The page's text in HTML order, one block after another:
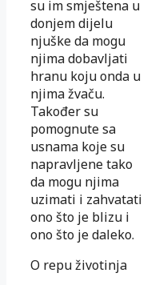
su im smještena u
donjem dijelu
njuške da mogu
njima dobavljati
hranu koju onda u
njima žvaču.
Također su
pomognute sa
usnama koje su
napravljene tako
da mogu njima
uzimati i zahvatati
ono što je blizu i
ono što je daleko.
O repu životinja